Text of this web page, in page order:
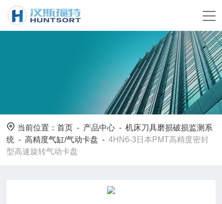
当前位置：首页 - 产品中心 -机床刀具磨损破损监测系
统 -高精度气缸/气动卡盘 -4HN6-3日本PMT高精度密封
型高速旋转气动卡盘